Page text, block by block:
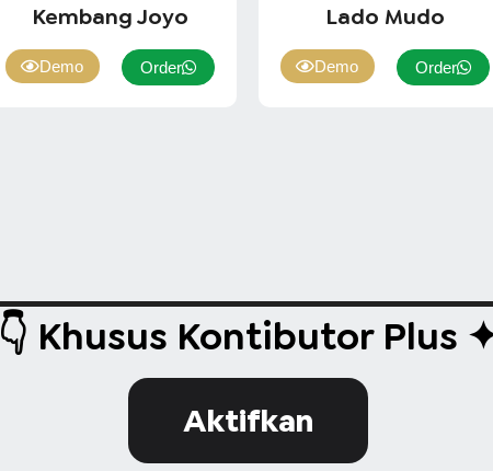
Kembang Joyo
Demo Order
Lado Mudo
Demo Order
👇 Khusus Kontibutor Plus
Aktifkan